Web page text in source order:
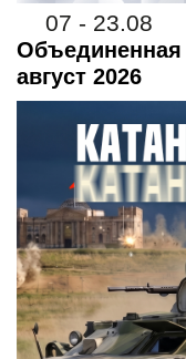
07 - 23.08
Объединенная
август 2026